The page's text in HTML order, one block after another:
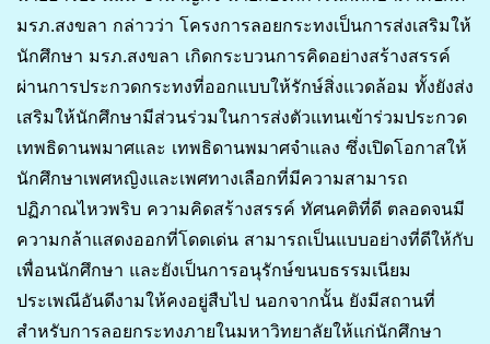
มรภ.สงขลา กล่าวว่า โครงการลอยกระทงเป็นการส่งเสริมให้
นักศึกษา มรภ.สงขลา เกิดกระบวนการคิดอย่างสร้างสรรค์
ผ่านการประกวดกระทงที่ออกแบบให้รักษ์สิ่งแวดล้อม ทั้งยังส่ง
เสริมให้นักศึกษามีส่วนร่วมในการส่งตัวแทนเข้าร่วมประกวด
เทพธิดานพมาศและ เทพธิดานพมาศจำแลง ซึ่งเปิดโอกาสให้
นักศึกษาเพศหญิงและเพศทางเลือกที่มีความสามารถ
ปฏิภาณไหวพริบ ความคิดสร้างสรรค์ ทัศนคติที่ดี ตลอดจนมี
ความกล้าแสดงออกที่โดดเด่น สามารถเป็นแบบอย่างที่ดีให้กับ
เพื่อนนักศึกษา และยังเป็นการอนุรักษ์ขนบธรรมเนียม
ประเพณีอันดีงามให้คงอยู่สืบไป นอกจากนั้น ยังมีสถานที่
สำหรับการลอยกระทงภายในมหาวิทยาลัยให้แก่นักศึกษา